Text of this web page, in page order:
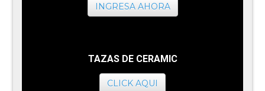
INGRESA AHORA
TAZAS DE CERAMIC
CLICK AQUI